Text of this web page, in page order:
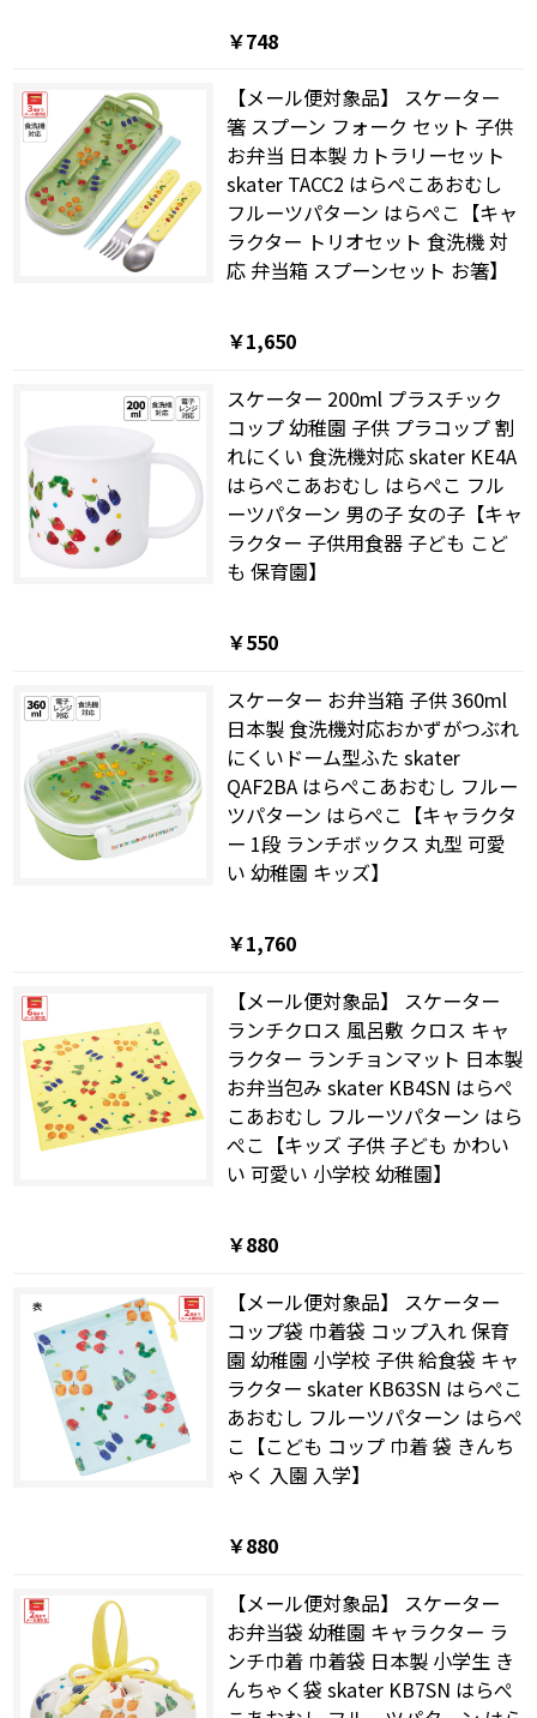
￥748
【メール便対象品】 スケーター
箸 スプーン フォーク セット 子供
お弁当 日本製 カトラリーセット
skater TACC2 はらぺこあおむし
フルーツパターン はらぺこ【キャ
ラクター トリオセット 食洗機 対
応 弁当箱 スプーンセット お箸】
￥1,650
スケーター 200ml プラスチック
コップ 幼稚園 子供 プラコップ 割
れにくい 食洗機対応 skater KE4A
はらぺこあおむし はらぺこ フル
ーツパターン 男の子 女の子【キャ
ラクター 子供用食器 子ども こど
も 保育園】
￥550
スケーター お弁当箱 子供 360ml
日本製 食洗機対応おかずがつぶれ
にくいドーム型ふた skater
QAF2BA はらぺこあおむし フルー
ツパターン はらぺこ【キャラクタ
ー 1段 ランチボックス 丸型 可愛
い 幼稚園 キッズ】
￥1,760
【メール便対象品】 スケーター
ランチクロス 風呂敷 クロス キャ
ラクター ランチョンマット 日本製
お弁当包み skater KB4SN はらぺ
こあおむし フルーツパターン はら
ぺこ【キッズ 子供 子ども かわい
い 可愛い 小学校 幼稚園】
￥880
【メール便対象品】 スケーター
コップ袋 巾着袋 コップ入れ 保育
園 幼稚園 小学校 子供 給食袋 キャ
ラクター skater KB63SN はらぺこ
あおむし フルーツパターン はらぺ
こ【こども コップ 巾着 袋 きんち
ゃく 入園 入学】
￥880
【メール便対象品】 スケーター
お弁当袋 幼稚園 キャラクター ラ
ンチ巾着 巾着袋 日本製 小学生 き
んちゃく袋 skater KB7SN はらぺ